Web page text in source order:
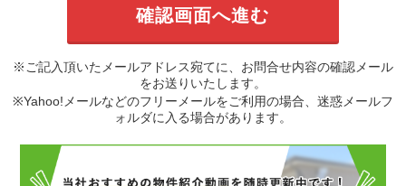
※ご記入頂いたメールアドレス宛てに、お問合せ内容の確認メール
をお送りいたします。
※Yahoo!メールなどのフリーメールをご利用の場合、迷惑メールフ
ォルダに入る場合があります。